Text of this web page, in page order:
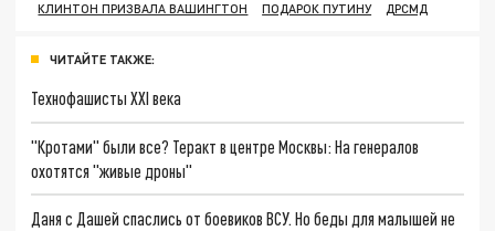
КЛИНТОН ПРИЗВАЛА ВАШИНГТОН
ПОДАРОК ПУТИНУ ДРСМД
ЧИТАЙТЕ ТАКЖЕ:
Технофашисты XXI века
"Кротами" были все? Теракт в центре Москвы: На генералов
охотятся "живые дроны"
Даня с Дашей спаслись от боевиков ВСУ. Но беды для малышей не